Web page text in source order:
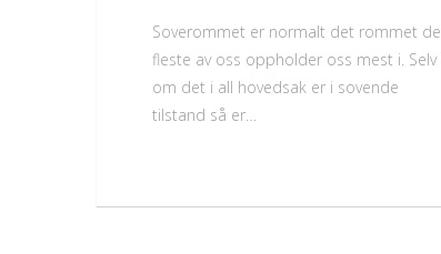
Soverommet er normalt det rommet de
fleste av oss oppholder oss mest i. Selv
om det i all hovedsak er i sovende
tilstand så er…